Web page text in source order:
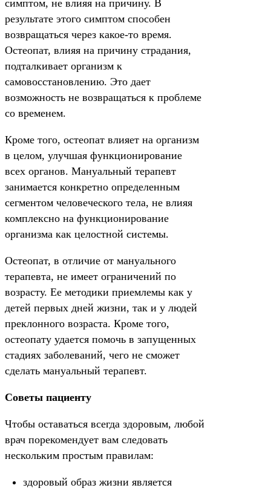
симптом, не влияя на причину. В
результате этого симптом способен
возвращаться через какое-то время.
Остеопат, влияя на причину страдания,
подталкивает организм к
самовосстановлению. Это дает
возможность не возвращаться к проблеме
со временем.
Кроме того, остеопат влияет на организм
в целом, улучшая функционирование
всех органов. Мануальный терапевт
занимается конкретно определенным
сегментом человеческого тела, не влияя
комплексно на функционирование
организма как целостной системы.
Остеопат, в отличие от мануального
терапевта, не имеет ограничений по
возрасту. Ее методики приемлемы как у
детей первых дней жизни, так и у людей
преклонного возраста. Кроме того,
остеопату удается помочь в запущенных
стадиях заболеваний, чего не сможет
сделать мануальный терапевт.
Советы пациенту
Чтобы оставаться всегда здоровым, любой
врач порекомендует вам следовать
нескольким простым правилам:
здоровый образ жизни является